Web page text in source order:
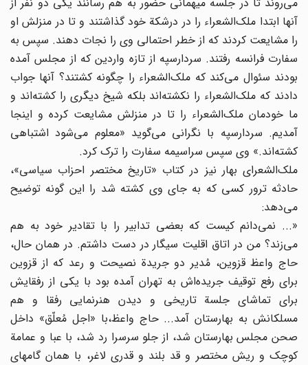
آنها ابتدا ملک‌الشعراء را در درشکة خود گذاشتند و تا در منزلش او
را مشایعت کردند که از خطر احتمالی وی را نجات دهند. سپس به
سفارت فرانسه رفتند. سردارسپه از تازه واردین که از مجلس آمده
بودند سئوال می‌کند که ملک‌الشعراء را چگونه کشتند؟ آنها جواب
‌دادند که ملک‌الشعراء را نکشته‌اند بلکه شیخ دیگری را کشته‌اند و
ما خودمان ملک‌الشعراء را تا در منزلش مشایعت کرده و اینجا
آمدیم. سردارسپه با نگرانی می‌‌گوید «معلوم می‌شود اشتباهی
کشته‌اند.» وی سپس سراسیمه سفارت را ترک کرد.
ملک‌‌الشعرای بهار نیز در کتاب «تاریخ مختصر احزاب سیاسی»،
حادثه ترور کسی که به جای وی کشته شد را این‌ گونه توضیح
می‌دهد:
«... نمی‌دانم کیست که بعضی تدابیر را با تقادیر خود به هم
می‌زند؟ من در اتاق اقلیت سیگار در دست داشتم. در همان حال،
حاج واعظ قزوین، مُدیر دو جریدة نصیحت و رعد که از قزوین
برای رفع توقیف جریده‌اش به تهران آمده بود با یکی از رفقایش
برای تماشای جلسة تاریخی و دیدن هنرنمایی رفقا و هم
مسلکانش به بهارستان آمد... حاج واعظ،‌با «اجل مُعلّق» داخل
صحن مجلس بهارستان شد، از جلو سرسرا رد شد، با عبا و عمامة
کوچک و ریش مختصر و قد بلند و قدری لاغر، با همان گامهای